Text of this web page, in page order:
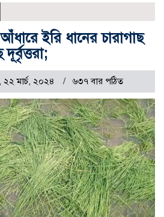
ইরি ধানের চারাগাছ
মার্চ, ২০২৪ ৬৩৭ বার পঠিত